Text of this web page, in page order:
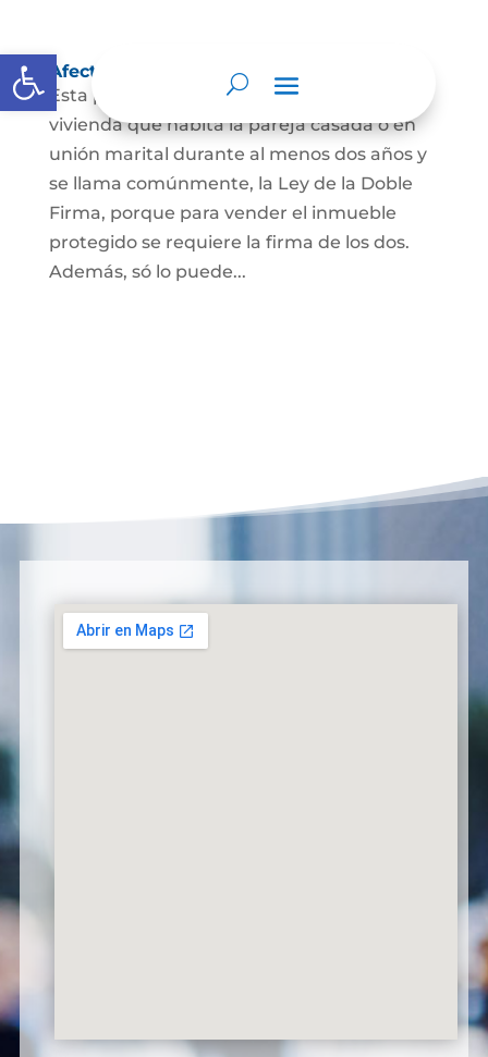
Abrir barra de herramientas
Afectación a Vivienda familiar
Esta protección la ordena la ley sobre la
vivienda que habita la pareja casada o en
unión marital durante al menos dos años y
se llama comúnmente, la Ley de la Doble
Firma, porque para vender el inmueble
protegido se requiere la firma de los dos.
Además, só lo puede...